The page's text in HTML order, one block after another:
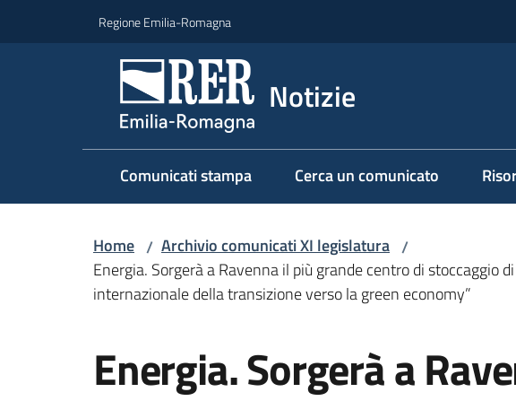
Regione Emilia-Romagna
Notizie
Comunicati stampa Cerca un comunicato
Home / Archivio comunicati XI legislatura /
Energia. Sorgerà a Ravenna il più grande centro di stoccaggio
internazionale della transizione verso la green economy”
Energia. Sorgerà a